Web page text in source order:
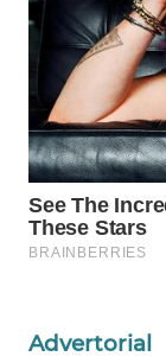
Advertorial
WAHANANEWS
NET
WAHANA
SPORT
WAHANA
UMKM
SELEB